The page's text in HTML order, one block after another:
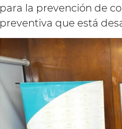
para la prevención de
preventiva que está